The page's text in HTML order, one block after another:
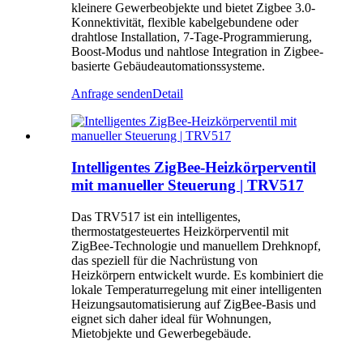
kleinere Gewerbeobjekte und bietet Zigbee 3.0-
Konnektivität, flexible kabelgebundene oder
drahtlose Installation, 7-Tage-Programmierung,
Boost-Modus und nahtlose Integration in Zigbee-
basierte Gebäudeautomationssysteme.
Anfrage sendenDetail
Intelligentes ZigBee-Heizkörperventil
mit manueller Steuerung | TRV517
Das TRV517 ist ein intelligentes,
thermostatgesteuertes Heizkörperventil mit
ZigBee-Technologie und manuellem Drehknopf,
das speziell für die Nachrüstung von
Heizkörpern entwickelt wurde. Es kombiniert die
lokale Temperaturregelung mit einer intelligenten
Heizungsautomatisierung auf ZigBee-Basis und
eignet sich daher ideal für Wohnungen,
Mietobjekte und Gewerbegebäude.